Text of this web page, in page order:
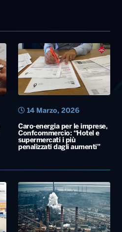
Caro-energia per le imprese,
Confcommercio: “Hotel e
supermercati i più
penalizzati dagli aumenti”
14 Marzo, 2026